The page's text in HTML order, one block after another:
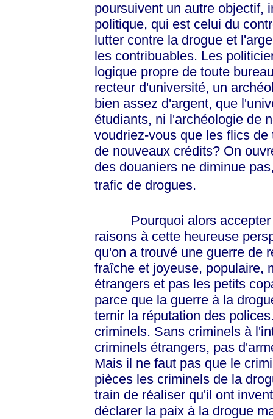
poursuivent un autre objectif,
politique, qui est celui du
lutter contre la drogue et
les contribuables. Les
logique propre de toute
recteur d'université, un
bien assez d'argent, que
étudiants, ni l'archéologie de
voudriez-vous que les flics
de nouveaux crédits? On
des douaniers ne diminue
trafic de drogues.
Pourquoi alors accepter
raisons à cette heureuse
qu'on a trouvé une guerre de
fraîche et joyeuse, populaire,
étrangers et pas les petits
parce que la guerre à la
ternir la réputation des
criminels. Sans criminels à
criminels étrangers, pas
Mais il ne faut pas que le
pièces les criminels de la
train de réaliser qu'il ont
déclarer la paix à la drogue